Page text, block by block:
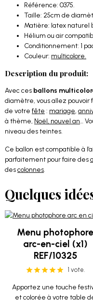
Référence: 0375.
Taille: 25cm de
Matière: latex naturel
Hélium ou air
Conditionnement: 1
Couleur: multicolore.
Description du produit:
Avec ces ballons
diamètre, vous allez pouvoir
de votre fête : mariage,
à thème, Noël, nouvel an…
niveau des teintes.
Ce ballon est compatible à
parfaitement pour faire des
descolonnes.
Quelques
Menu photophore
arc-en-ciel (x1)
REF/10325
1 vote.
Apportez une touche
et colorée à votre table